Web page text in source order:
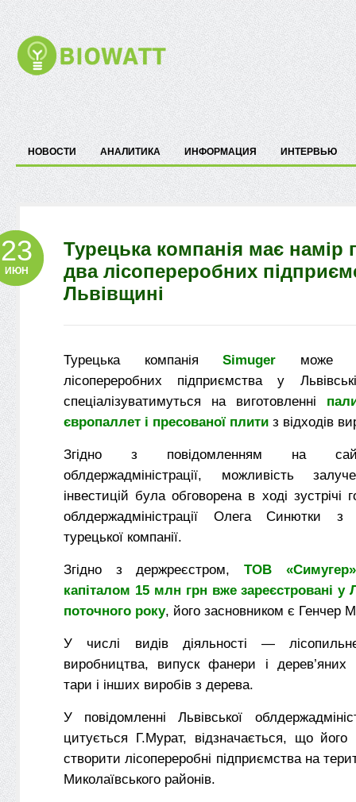
НОВОСТИ АНАЛИТИКА ИНФОРМАЦИЯ ИНТЕРВЬЮ
Турецька компанія має намір
два лісопереробних
Львівщині
23
ИЮН
Турецька компаніяSimuger може
лісопереробних підприємства у
спеціалізуватимуться на виготовленні
європаллет і пресованої плити з відходів
Згідно з повідомленням на
облдержадміністрації, можливість
інвестицій була обговорена в ході зустрічі
облдержадміністрації Олега Синютки з
турецької компанії.
Згідно з держреєстром, ТОВ
капіталом 15 млн грн вже зареєстровані у
поточного року, його засновником є Генчер
У числі видів діяльності —
виробництва, випуск фанери і дерев’яних
тари і інших виробів з дерева.
У повідомленні Львівської
цитується Г.Мурат, відзначається, що його
створити лісопереробні підприємства на
Миколаївського районів.